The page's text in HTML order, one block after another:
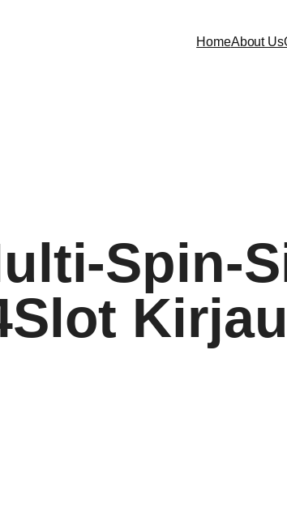
HomeAbout Us
Spin-